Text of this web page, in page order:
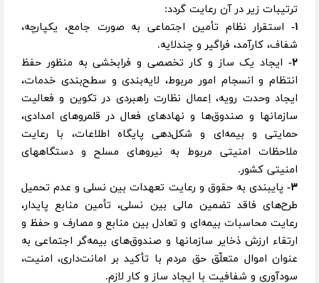
ترتیبات زیر در آن رعایت گردد:
۱-
استقرار نظام تأمین اجتماعی به صورت جامع، یکپارچه،
شفاف، کارآمد، فراگیر و چندلایه.
۲-
ایجاد یک ساز و کار تخصصی و فرابخشی به منظور حفظ
انتظام و انسجام امور مربوط، لایه‌بندی و سطح‌بندی خدمات،
ایجاد وحدت رویه، اِعمال نظارت راهبردی در تکوین و فعالیت
سازمانها و صندوق‌ها و نهادهای فعال در قلمروهای امدادی،
حمایتی و بیمه‌ای و شکل‌دهی پایگاه اطلاعات، با رعایت
ملاحظات امنیتی مربوط به نیروهای مسلح و دستگاههای
امنیتی کشور.
٣- پایبندی به حقوق و رعایت تعهدات بین نسلی و عدم تحمیل
طرح‌های فاقد تضمین مالی بین نسلی، تأمین منابع پایدار،
رعایت محاسبات بیمه‌ای و تعادل بین منابع و مصارف و حفظ و
ارتقاء ارزش ذخایر سازمانها و صندوق‌های بیمه‌گر اجتماعی به
عنوان اموال متعلّق حق مردم با تأکید بر امانت‌داری، امنیت،
سودآوری و شفافیت با ایجاد ساز و کار لازم.